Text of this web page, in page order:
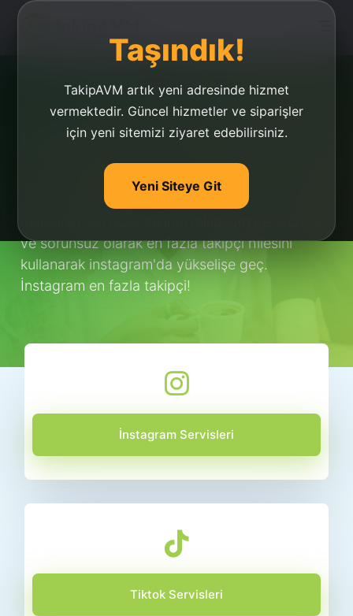
Taşındık!
TakipAVM artık yeni adresinde hizmet
vermektedir. Güncel hizmetler ve siparişler
için yeni sitemizi ziyaret edebilirsiniz.
Yeni Siteye Git
İnstagram En Fazla
ve sorunsuz olarak en fazla takipçi hilesini
kullanarak instagram'da yükselişe geç.
İnstagram en fazla takipçi!
İnstagram Servisleri
Tiktok Servisleri